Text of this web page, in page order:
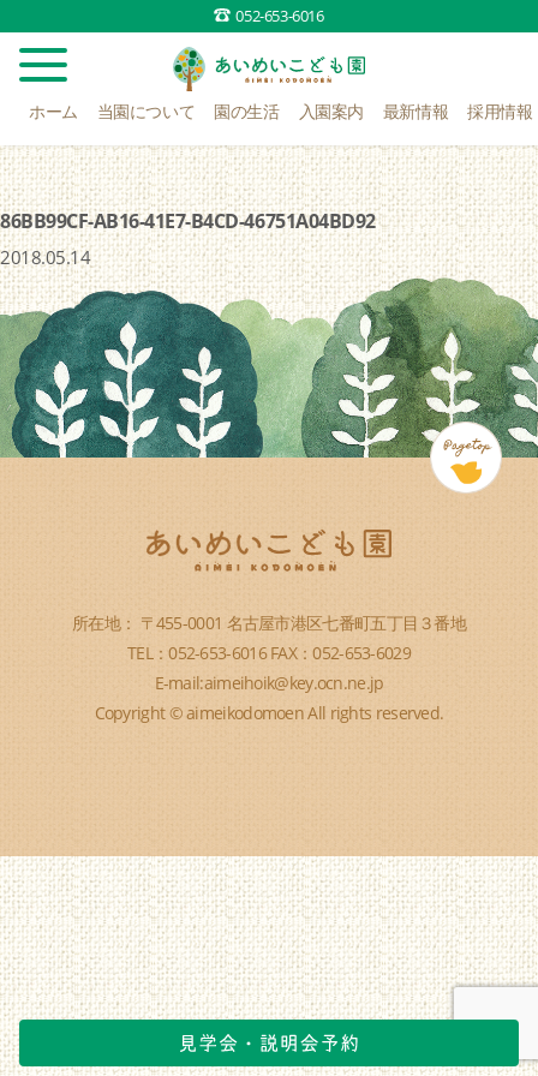
052-653-6016
ホーム 当園について 園の生活 入園案内 最新情報 採用情報
86BB99CF-AB16-41E7-B4CD-46751A04BD92
2018.05.14
所在地： 〒455-0001 名古屋市港区七番町五丁目３番地
TEL：052-653-6016 FAX：052-653-6029
E-mail:aimeihoik@key.ocn.ne.jp
Copyright © aimeikodomoen All rights reserved.